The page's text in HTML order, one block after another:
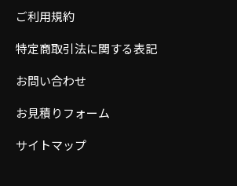
ご利用規約
特定商取引法に関する表記
お問い合わせ
お見積りフォーム
サイトマップ